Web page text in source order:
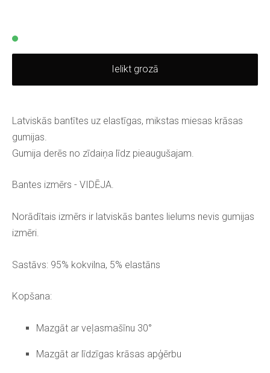
Ielikt grozā
Latviskās bantītes uz elastīgas, mikstas miesas krāsas
gumijas.
Gumija derēs no zīdaiņa līdz pieaugušajam.
Bantes izmērs - VIDĒJA.
Norādītais izmērs ir latviskās bantes lielums nevis gumijas
izmēri.
Sastāvs: 95% kokvilna, 5% elastāns
Kopšana:
Mazgāt ar veļasmašīnu 30°
Mazgāt ar līdzīgas krāsas apģērbu